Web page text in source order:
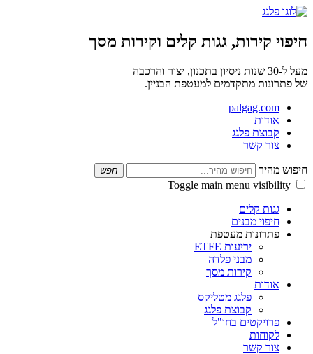
חיפוי קירות, גגות קלים וקירות מסך
מעל ל-30 שנות ניסיון בתכנון, יצור והרכבה
של פתרונות מתקדמים למעטפת הבניין.
palgag.com
אודות
קבוצת פלגג
צור קשר
חיפוש מהיר חפש
Toggle main menu visibility
גגות קלים
חיפוי מבנים
פתרונות מעטפת
יריעות ETFE
מבני פלדה
קירות מסך
אודות
פלגג מטליקס
קבוצת פלגג
פרויקטים בחו"ל
לקוחות
צור קשר